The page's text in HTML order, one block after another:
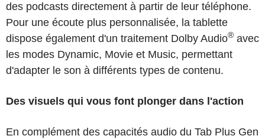
des podcasts directement à partir de leur téléphone.
Pour une écoute plus personnalisée, la tablette
dispose également d'un traitement Dolby Audio® avec
les modes Dynamic, Movie et Music, permettant
d'adapter le son à différents types de contenu.
Des visuels qui vous font plonger dans l'action
En complément des capacités audio du Tab Plus Gen